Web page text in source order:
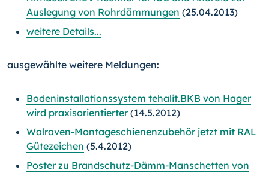
Auslegung von Rohrdämmungen (25.04.2013)
weitere Details...
ausgewählte weitere Meldungen:
Bodeninstallationssystem tehalit.BKB von Hager
wird praxisorientierter(14.5.2012)
Walraven-Montageschienenzubehör jetzt mit RAL
Gütezeichen (5.4.2012)
Poster zu Brandschutz-Dämm-Manschetten von